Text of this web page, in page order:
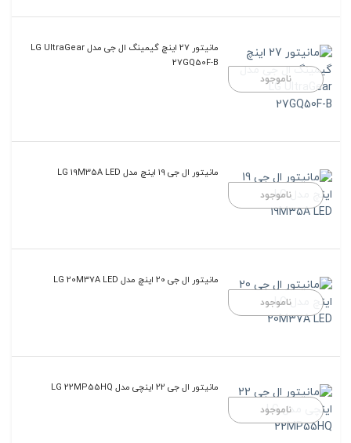
ناموجود
مانیتور 27 اینچ گیمینگ ال جی مدل LG UltraGear
27GQ50F-B
ناموجود
مانیتور ال جی 19 اینچ مدل LG 19M35A LED
ناموجود
مانیتور ال جی 20 اینچ مدل LG 20M37A LED
ناموجود
مانیتور ال جی 22 اینچی مدل LG 22MP55HQ